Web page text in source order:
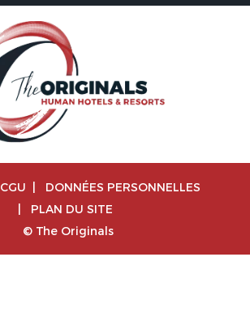
CGU
DONNÉES PERSONNELLES
PLAN DU SITE
© The Originals